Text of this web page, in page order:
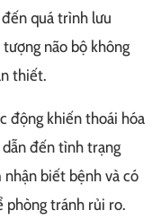
quá trình lưu
não bộ không
thiết.
động khiến thoái hóa
đến tình trạng
biết bệnh và có
phòng tránh rủi ro.